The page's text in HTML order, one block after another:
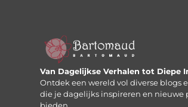
Van Dagelijkse Verhalen tot Diepe
Ontdek een wereld vol diverse blogs
die je dagelijks inspireren en nieuwe